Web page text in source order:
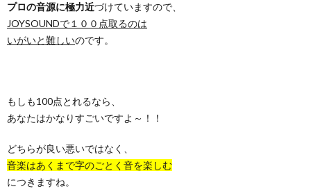
プロの音源に極力近づけていますので、
JOYSOUNDで１００点取るのは
いがいと難しいのです。
もしも100点とれるなら、
あなたはかなりすごいですよ～！！
どちらが良い悪いではなく、
音楽はあくまで字のごとく音を楽しむ
につきますね。